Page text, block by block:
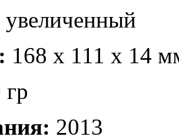
увеличенный
168 х 111 х 14
гр
2013